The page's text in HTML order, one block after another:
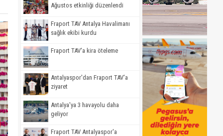
Ağustos etkinliği düzenlendi
Fraport TAV Antalya Havalimanı
sağlık ekibi kurdu
Fraport TAV'a kira öteleme
Antalyaspor'dan Fraport TAV'a
ziyaret
Antalya'ya 3 havayolu daha
geliyor
Fraport TAV Antalyaspor'a